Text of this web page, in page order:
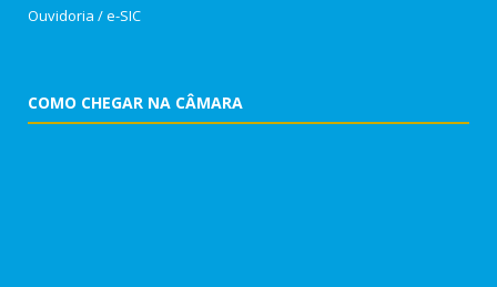
Ouvidoria /e-SIC
COMO CHEGAR NA CÂMARA